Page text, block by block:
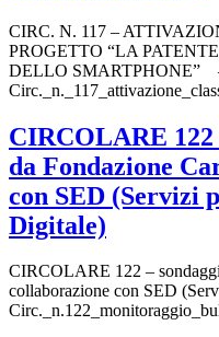
CIRC. N. 117 –
PROGETTO “LA
DELLO SMARTPHONE”
CIRCOLARE 122
da Fondazione
con SED (Servizi
Digitale)
CIRCOLARE 122 –
collaborazione con SED